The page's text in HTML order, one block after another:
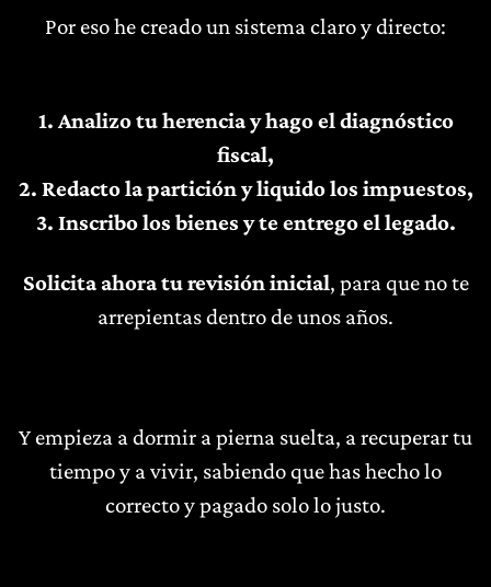
Por eso he creado un sistema claro y directo:
1. Analizo tu herencia y hago el diagnóstico
fiscal,
2. Redacto la partición y liquido los impuestos,
3. Inscribo los bienes y te entrego el legado.
Solicita ahora tu revisión inicial, para que no te
arrepientas dentro de unos años.
Y empieza a dormir a pierna suelta, a recuperar tu
tiempo y a vivir, sabiendo que has hecho lo
correcto y pagado solo lo justo.